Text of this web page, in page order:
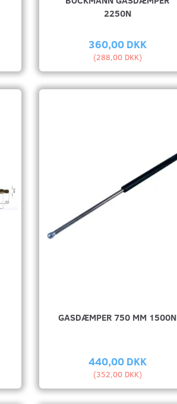
2250N
360,00 DKK
(288,00 DKK)
GASDÆMPER 750 MM 1500N
440,00 DKK
(352,00 DKK)